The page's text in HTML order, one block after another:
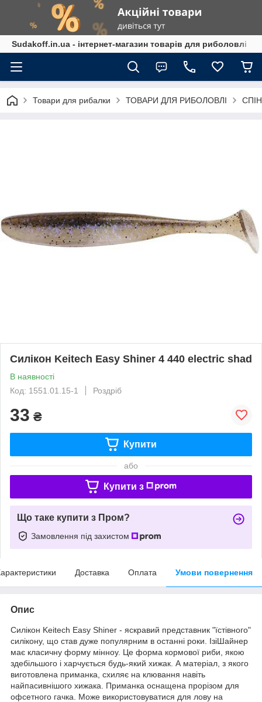
Sudakoff.in.ua - інтернет-магазин товарів для риболовлі
Товари для рибалки ТОВАРИ ДЛЯ РИБОЛОВЛІ
Силікон Keitech Easy Shiner 4 440 electric shad
В наявності
Код: 1551.01.15-1
Роздріб
33 ₴
Купити
або
Купити з
Що таке купити з Пром?
Замовлення під захистом
Доставка Оплата Умови повернення
Опис
Силікон Keitech Easy Shiner - яскравий представник "їстівного"
силікону, що став дуже популярним в останні роки. ІзіШайнер
має класичну форму мінноу. Це форма кормової риби, якою
здебільшого і харчується будь-який хижак. А матеріал, з якого
виготовлена приманка, схиляє на клювання навіть
найпасивнішого хижака. Приманка оснащена прорізом для
офсетного гачка. Може використовуватися для лову на